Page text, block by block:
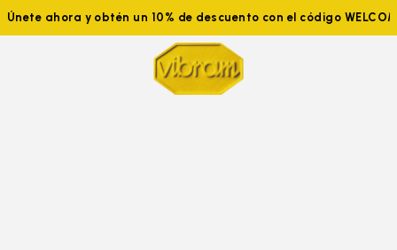
Únete ahora y obtén un 10% de descuento con el código